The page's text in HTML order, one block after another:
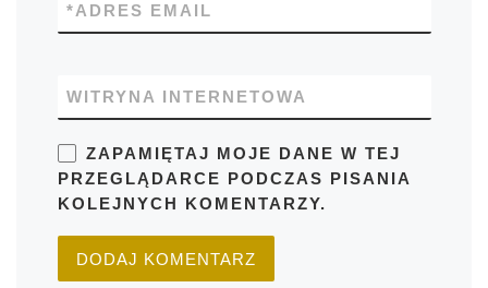
ADRES EMAIL
*
WITRYNA INTERNETOWA
ZAPAMIĘTAJ MOJE DANE W TEJ
PRZEGLĄDARCE PODCZAS PISANIA
KOLEJNYCH KOMENTARZY.